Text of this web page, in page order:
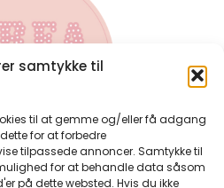
samtykke til
til at gemme og/eller få adgang
for at forbedre
tilpassede annoncer. Samtykke til
for at behandle data såsom
på dette websted. Hvis du ikke